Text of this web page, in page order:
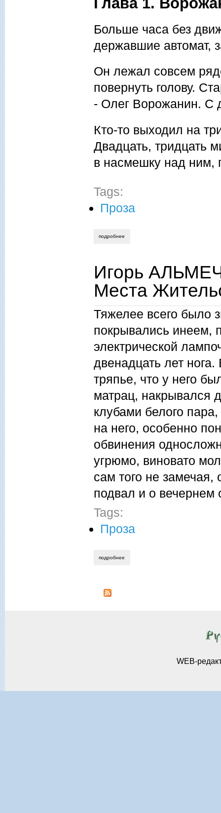
Больше часа без
державшие автомат,
Он лежал совсем
повернуть голову.
- Олег Ворожанин. С
Кто-то выходил на
Двадцать, тридцать
в насмешку над
Tags:
Проза
подробнее
Игорь
Места
Тяжелее всего было
покрывались инеем,
электрической
двенадцать лет
тряпье, что у него
матрац, накрывался
клубами белого
на него, особенно
обвинения
угрюмо, виновато
сам того не
подвал и о вечернем
Tags:
Проза
подробнее
WEB-